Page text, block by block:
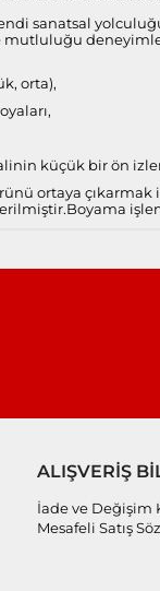
sanatsal
orta),
küçük bir ön
ortaya
Boyama
ALIŞVERİŞ
İade ve Değişim
Mesafeli Satış